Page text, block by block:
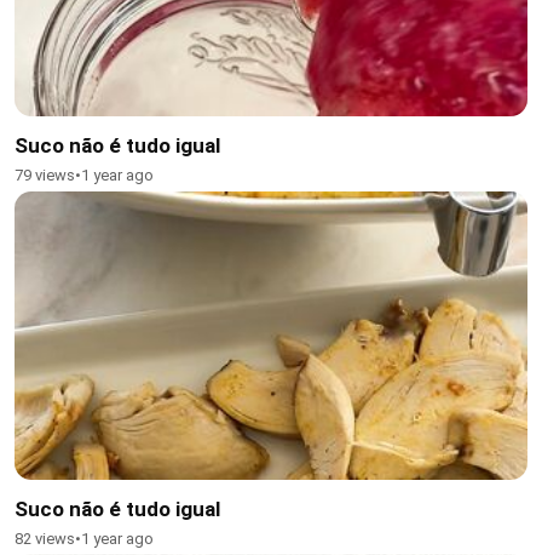
Suco não é tudo igual
79 views•1 year ago
Suco não é tudo igual
82 views•1 year ago